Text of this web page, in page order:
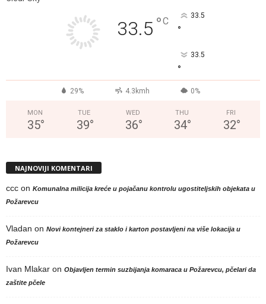
33.5 °C 33.5
°
33.5
°
29% 4.3kmh 0%
MON
35°
TUE
39°
WED
36°
THU
34°
FRI
32°
NAJNOVIJI KOMENTARI
ccc on Komunalna milicija kreće u pojačanu kontrolu ugostiteljskih objekata u
Požarevcu
Vladan on Novi kontejneri za staklo i karton postavljeni na više lokacija u
Požarevcu
Ivan Mlakar on Objavljen termin suzbijanja komaraca u Požarevcu, pčelari da
zaštite pčele